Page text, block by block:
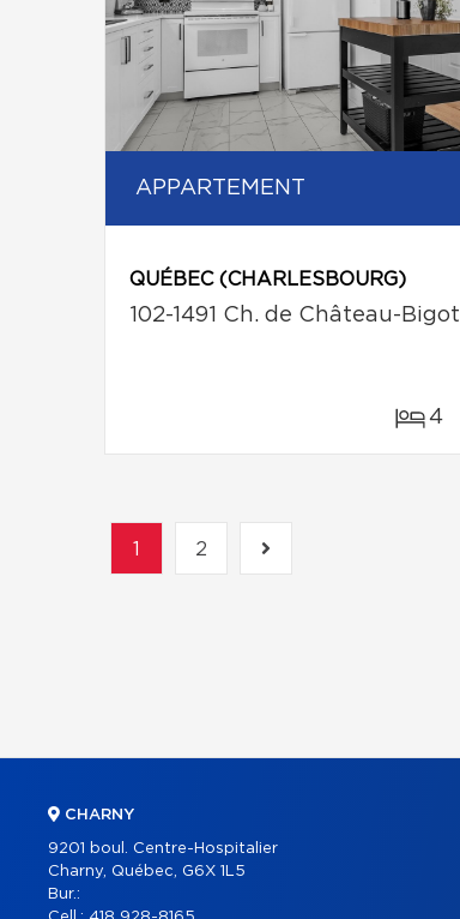
APPARTEMENT
QUÉBEC (CHARLESBOURG)
102-1491 Ch. de Château-Bigot
4
1 2
CHARNY
9201 boul. Centre-Hospitalier
Charny, Québec, G6X 1L5
Bur.: